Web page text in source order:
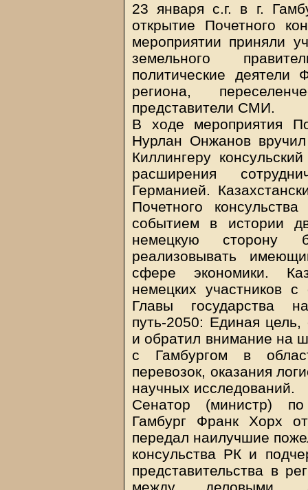
23 января с.г. в г.
открытие Почетного
мероприятии приняли
земельного
политические деятели
региона,
представители СМИ.
В ходе мероприятия
Нурлан Онжанов
Киллингеру
расширения
Германией.
Почетного
событием в истории
немецкую сторону
реализовывать
сфере экономики.
немецких участников
Главы государства
путь-2050: Единая
и обратил внимание на
с Гамбургом в
перевозок, оказания
научных исследований.
Сенатор (министр)
Гамбург Франк Хорх
передал наилучшие
консульства РК и
представительства в